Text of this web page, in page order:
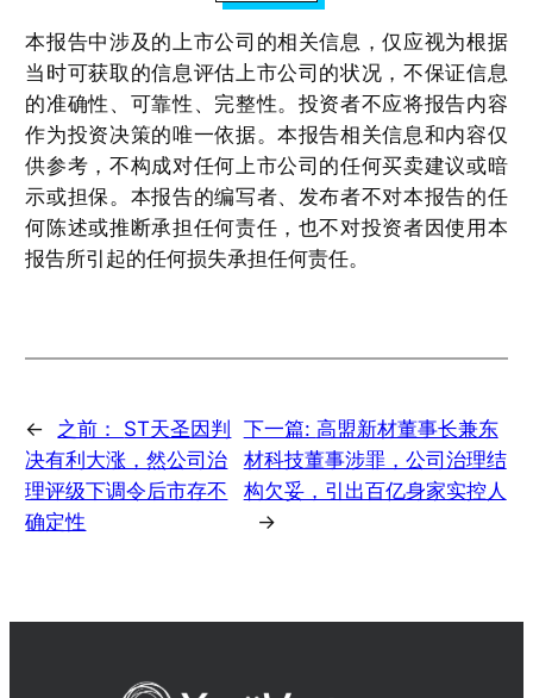
本报告中涉及的上市公司的相关信息，仅应视为根据
当时可获取的信息评估上市公司的状况，不保证信息
的准确性、可靠性、完整性。投资者不应将报告内容
作为投资决策的唯一依据。本报告相关信息和内容仅
供参考，不构成对任何上市公司的任何买卖建议或暗
示或担保。本报告的编写者、发布者不对本报告的任
何陈述或推断承担任何责任，也不对投资者因使用本
报告所引起的任何损失承担任何责任。
← 之前： ST天圣因判
决有利大涨，然公司治
理评级下调令后市存不
确定性
下一篇: 高盟新材董事长兼东
材科技董事涉罪，公司治理结
构欠妥，引出百亿身家实控人
→